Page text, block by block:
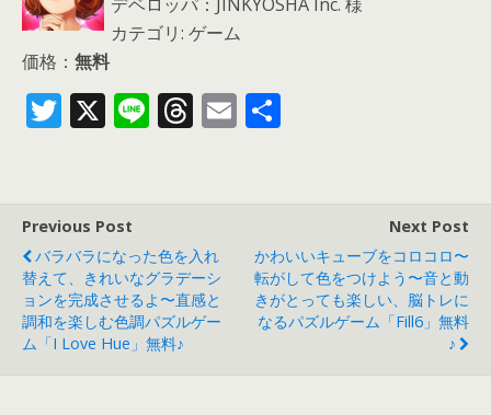
カテゴリ: ゲーム
価格： 無料
T
er
X Li T
d
s
E
Previous Post
バラバラになった色を入れ
替えて、きれいなグラデーシ
ョンを完成させるよ〜直感と
調和を楽しむ色調パズルゲー
ム「I Love Hue」無料♪
Next Post
かわいいキューブをコロコロ〜
転がして色をつけよう〜音と動
きがとっても楽しい、脳トレに
なるパズルゲーム「Fill6」無料
♪